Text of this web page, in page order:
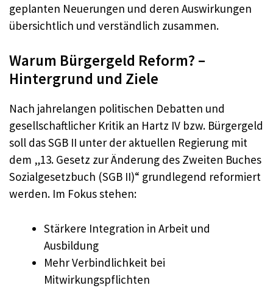
geplanten Neuerungen und deren Auswirkungen
übersichtlich und verständlich zusammen.
Warum Bürgergeld Reform? –
Hintergrund und Ziele
Nach jahrelangen politischen Debatten und
gesellschaftlicher Kritik an Hartz IV bzw. Bürgergeld
soll das SGB II unter der aktuellen Regierung mit
dem „13. Gesetz zur Änderung des Zweiten Buches
Sozialgesetzbuch (SGB II)“ grundlegend reformiert
werden. Im Fokus stehen:
Stärkere Integration in Arbeit und
Ausbildung
Mehr Verbindlichkeit bei
Mitwirkungspflichten